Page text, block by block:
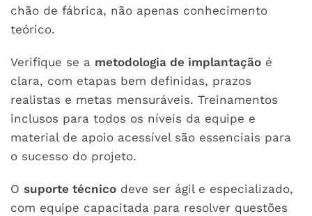
chão de fábrica, não apenas conhecimento
teórico.
Verifique se a metodologia de implantação é
clara, com etapas bem definidas, prazos
realistas e metas mensuráveis. Treinamentos
inclusos para todos os níveis da equipe e
material de apoio acessível são essenciais para
o sucesso do projeto.
O suporte técnico deve ser ágil e especializado,
com equipe capacitada para resolver questões